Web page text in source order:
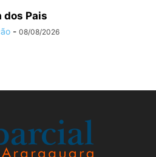
dos Pais
- 08/08/2026